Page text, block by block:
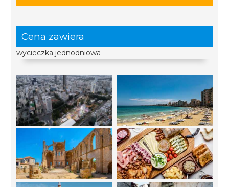
Cena zawiera
wycieczka jednodniowa